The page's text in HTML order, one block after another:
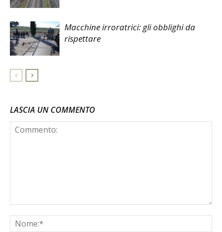
Macchine irroratrici: gli obblighi da
rispettare
LASCIA UN COMMENTO